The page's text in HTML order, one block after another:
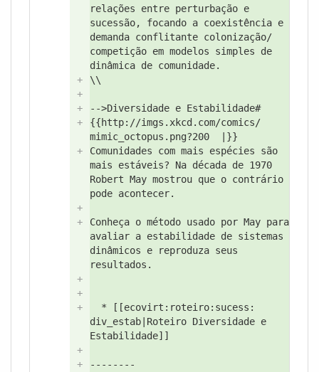
relações entre perturbação e
sucessão, focando a coexistência e
demanda conflitante colonização/
competição em modelos simples de
dinâmica de comunidade.
+
\\
+
+
-->Diversidade e Estabilidade#
+
{{http://imgs.xkcd.com/comics/
mimic_octopus.png?200
|}}
+
Comunidades com mais espécies são
mais estáveis? Na década de 1970
Robert May mostrou que o contrário
pode acontecer.
+
+
Conheça o método usado por May para
avaliar a estabilidade de sistemas
dinâmicos e reproduza seus
resultados.
+
+
+
* [[ecovirt: roteiro: sucess:
div_estab|Roteiro Diversidade e
Estabilidade]]
+
+
--------